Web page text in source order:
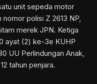
unit sepeda motor
polisi Z 2613 NP,
merek JPN. Ketiga
ayat (2) ke-3e KUHP
UU Perlindungan Anak,
tahun penjara.